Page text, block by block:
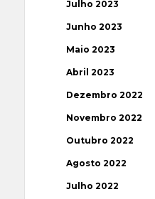
Julho 2023
Junho 2023
Maio 2023
Abril 2023
Dezembro 2022
Novembro 2022
Outubro 2022
Agosto 2022
Julho 2022